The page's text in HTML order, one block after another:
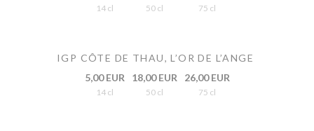
14 cl 50 cl 75 cl
IGP CÔTE DE THAU, L’OR DE L’ANGE
5,00 EUR
14 cl
18,00 EUR
50 cl
26,00 EUR
75 cl